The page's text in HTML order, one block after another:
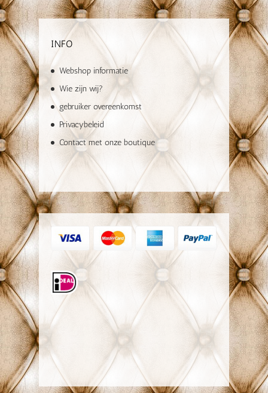
INFO
Webshop informatie
Wie zijn wij?
gebruiker overeenkomst
Privacybeleid
Contact met onze boutique